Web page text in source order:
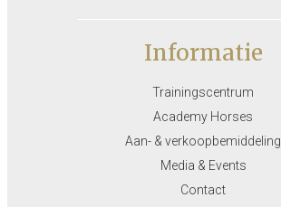
Informatie
Trainingscentrum
Academy Horses
Aan- & verkoopbemiddeling
Media & Events
Contact